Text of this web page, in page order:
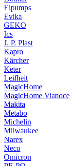
Elpumps
Evika
GEKO
Ics
J. P. Plast
Kapro
Kärcher
Keter
Leifheit
MagicHome
MagicHome Vianoce
Makita
Metabo
Michelin
Milwaukee
Narex
Neco
Omicron